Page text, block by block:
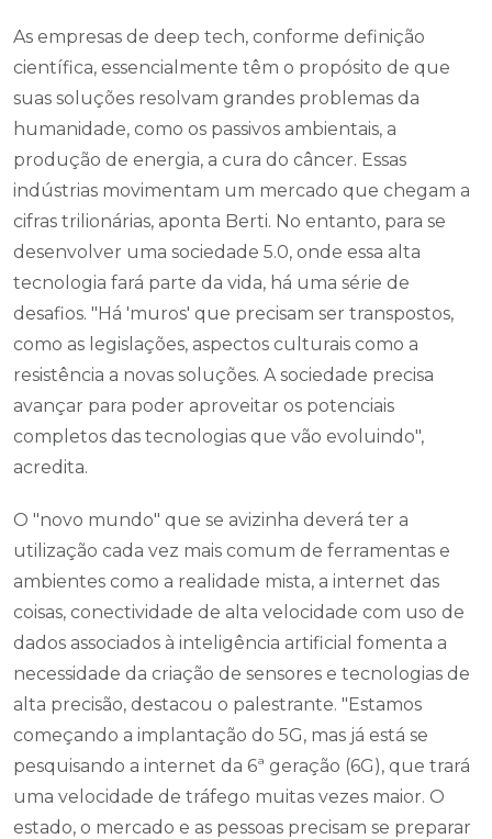
As empresas de deep tech, conforme definição
científica, essencialmente têm o propósito de que
suas soluções resolvam grandes problemas da
humanidade, como os passivos ambientais, a
produção de energia, a cura do câncer. Essas
indústrias movimentam um mercado que chegam a
cifras trilionárias, aponta Berti. No entanto, para se
desenvolver uma sociedade 5.0, onde essa alta
tecnologia fará parte da vida, há uma série de
desafios. "Há 'muros' que precisam ser transpostos,
como as legislações, aspectos culturais como a
resistência a novas soluções. A sociedade precisa
avançar para poder aproveitar os potenciais
completos das tecnologias que vão evoluindo",
acredita.
O "novo mundo" que se avizinha deverá ter a
utilização cada vez mais comum de ferramentas e
ambientes como a realidade mista, a internet das
coisas, conectividade de alta velocidade com uso de
dados associados à inteligência artificial fomenta a
necessidade da criação de sensores e tecnologias de
alta precisão, destacou o palestrante. "Estamos
começando a implantação do 5G, mas já está se
pesquisando a internet da 6ª geração (6G), que trará
uma velocidade de tráfego muitas vezes maior. O
estado, o mercado e as pessoas precisam se preparar